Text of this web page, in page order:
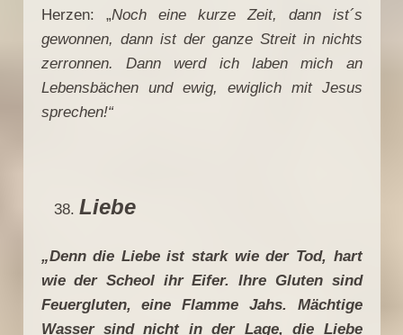
Herzen: „Noch eine kurze Zeit, dann ist´s
gewonnen, dann ist der ganze Streit in nichts
zerronnen. Dann werd ich laben mich an
Lebensbächen und ewig, ewiglich mit Jesus
sprechen!“
Liebe
„Denn die Liebe ist stark wie der Tod, hart
wie der Scheol ihr Eifer. Ihre Gluten sind
Feuergluten, eine Flamme Jahs. Mächtige
Wasser sind nicht in der Lage, die Liebe